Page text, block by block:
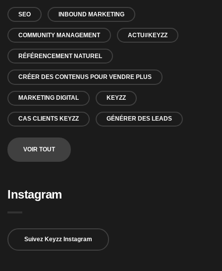
SEO INBOUND MARKETING
COMMUNITY MANAGEMENT ACTU#KEYZZ
RÉFÉRENCEMENT NATUREL
CRÉER DES CONTENUS POUR VENDRE PLUS
MARKETING DIGITAL KEYZZ
CAS CLIENTS KEYZZ GÉNÉRER DES LEADS
VOIR TOUT
Instagram
Suivez Keyzz Instagram